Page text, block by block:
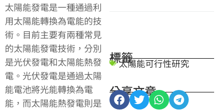
太陽能發電是一種通過利
用太陽能轉換為電能的技
術。目前主要有兩種常見
的太陽能發電技術，分別
是光伏發電和太陽能熱發
電。光伏發電是通過太陽
能電池將光能轉換為電
能，而太陽能熱發電則是
標籤
太陽能可行性研究
分享文章